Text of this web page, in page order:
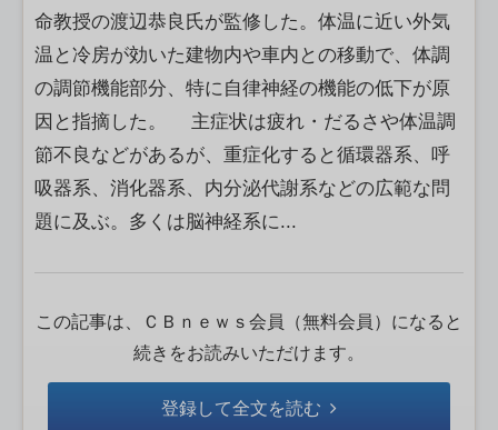
命教授の渡辺恭良氏が監修した。体温に近い外気
温と冷房が効いた建物内や車内との移動で、体調
の調節機能部分、特に自律神経の機能の低下が原
因と指摘した。 主症状は疲れ・だるさや体温調
節不良などがあるが、重症化すると循環器系、呼
吸器系、消化器系、内分泌代謝系などの広範な問
題に及ぶ。多くは脳神経系に...
この記事は、ＣＢｎｅｗｓ会員（無料会員）になると
続きをお読みいただけます。
登録して全文を読む